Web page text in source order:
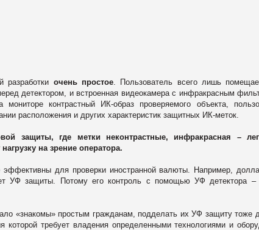
разработки очень простое. Пользователь всего лишь
детектором, и встроенная видеокамера с инфракрасным
контрастный ИК-образ проверяемого объекта,
расположения и других характеристик защитных ИК-меток.
защиты, где метки неконтрастные, инфракрасная –
на зрение оператора.
для проверки иностранной валюты. Например,
УФ защиты. Потому его контроль с помощью УФ детектора –
«знакомы» простым гражданам, подделать их УФ защиту тоже
которой требует владения определенными технологиями и